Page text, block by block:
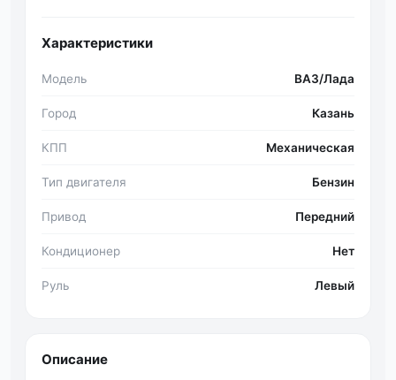
Характеристики
Модель ВАЗ/Лада
Город Казань
КПП Механическая
Тип двигателя Бензин
Привод Передний
Кондиционер Нет
Руль Левый
Описание